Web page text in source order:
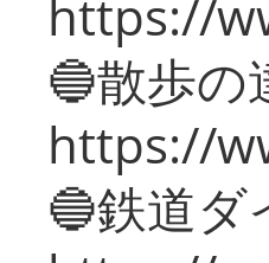
https://
🔵散歩の
https://
🔵鉄道ダ